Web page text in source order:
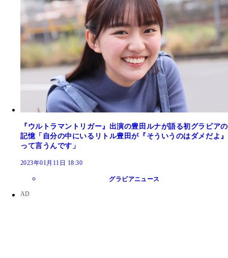
で水着はもちろん、浴衣で花火をしたり、麦わら
被ったり、かき氷を食べたり……、ありとあらゆ
詰まっています。是非、あの頃の夏を思いながら
タルジックにご覧ください。
冊です。かっこいいんだけど、かわいらしい。大
いようで、子どもらしさも感じられる。誰もが持
二面性に、どことなく共感。ホタルやテントウ虫
ど、ささやかに夏が感じられるポイントも多々あ
す。
いて、冷たい水を浴びて、扇風機で涼んで、ベッ
ロン。リアルな夏の風景をキュートに癒してくれ
写真から伝わるあっつい日差しにハートが燃えま
『ウルトラマントリガー』出演の豊田ルナが語る初グラビアの
記憶「自分の中にいるリトル豊田が『そういうのはダメだよ』
って言うんです」
2023年01月11日 18:30
グラビアニュース